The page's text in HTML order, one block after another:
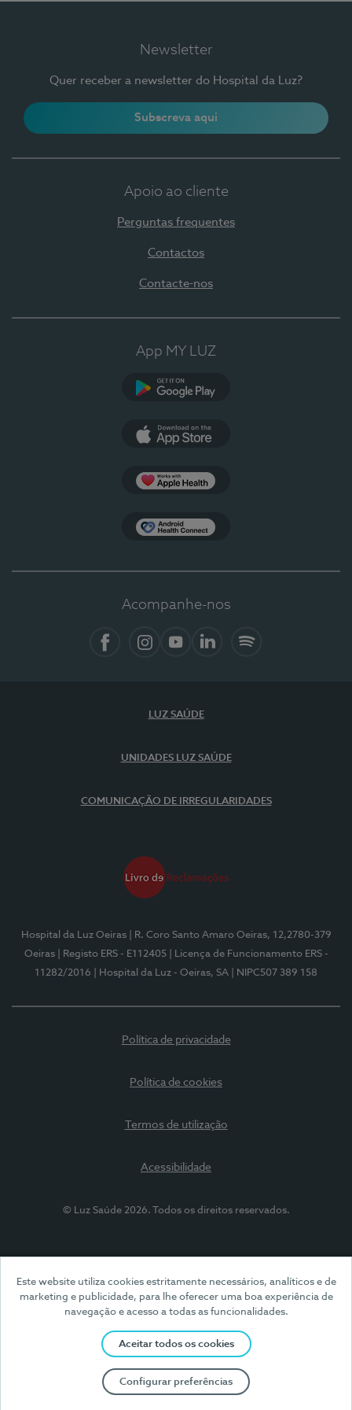
Este website utiliza cookies estritamente necessários, analíticos e de
marketing e publicidade, para lhe oferecer uma boa experiência de
navegação e acesso a todas as funcionalidades.
Aceitar todos os cookies
Configurar preferências
Newsletter
Quer receber a newsletter do Hospital da Luz?
Subscreva aqui
Apoio ao cliente
Perguntas frequentes
Contactos
Contacte-nos
App MY LUZ
Acompanhe-nos
LUZ SAÚDE
UNIDADES LUZ SAÚDE
COMUNICAÇÃO DE IRREGULARIDADES
Hospital da Luz Oeiras
| R. Coro Santo Amaro Oeiras, 12,2780-379
Oeiras
| Registo ERS - E112405
| Licença de Funcionamento ERS -
11282/2016
| Hospital da Luz - Oeiras, SA | NIPC507 389 158
Política de privacidade
Política de cookies
Termos de utilização
Acessibilidade
© Luz Saúde 2026. Todos os direitos reservados.